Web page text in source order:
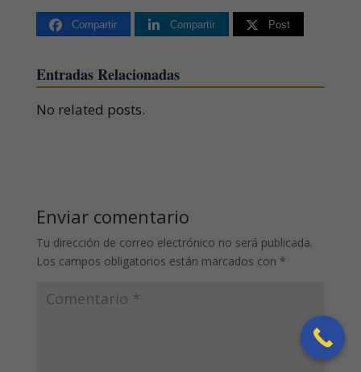
Compartir Compartir Post
Entradas Relacionadas
No related posts.
Enviar comentario
Tu dirección de correo electrónico no será publicada.
Los campos obligatorios están marcados con *